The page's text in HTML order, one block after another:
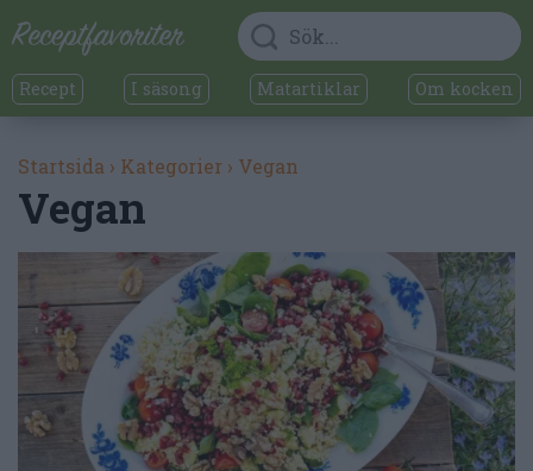
Recept I säsong Matartiklar Om kocken
Startsida › Kategorier › Vegan
Vegan